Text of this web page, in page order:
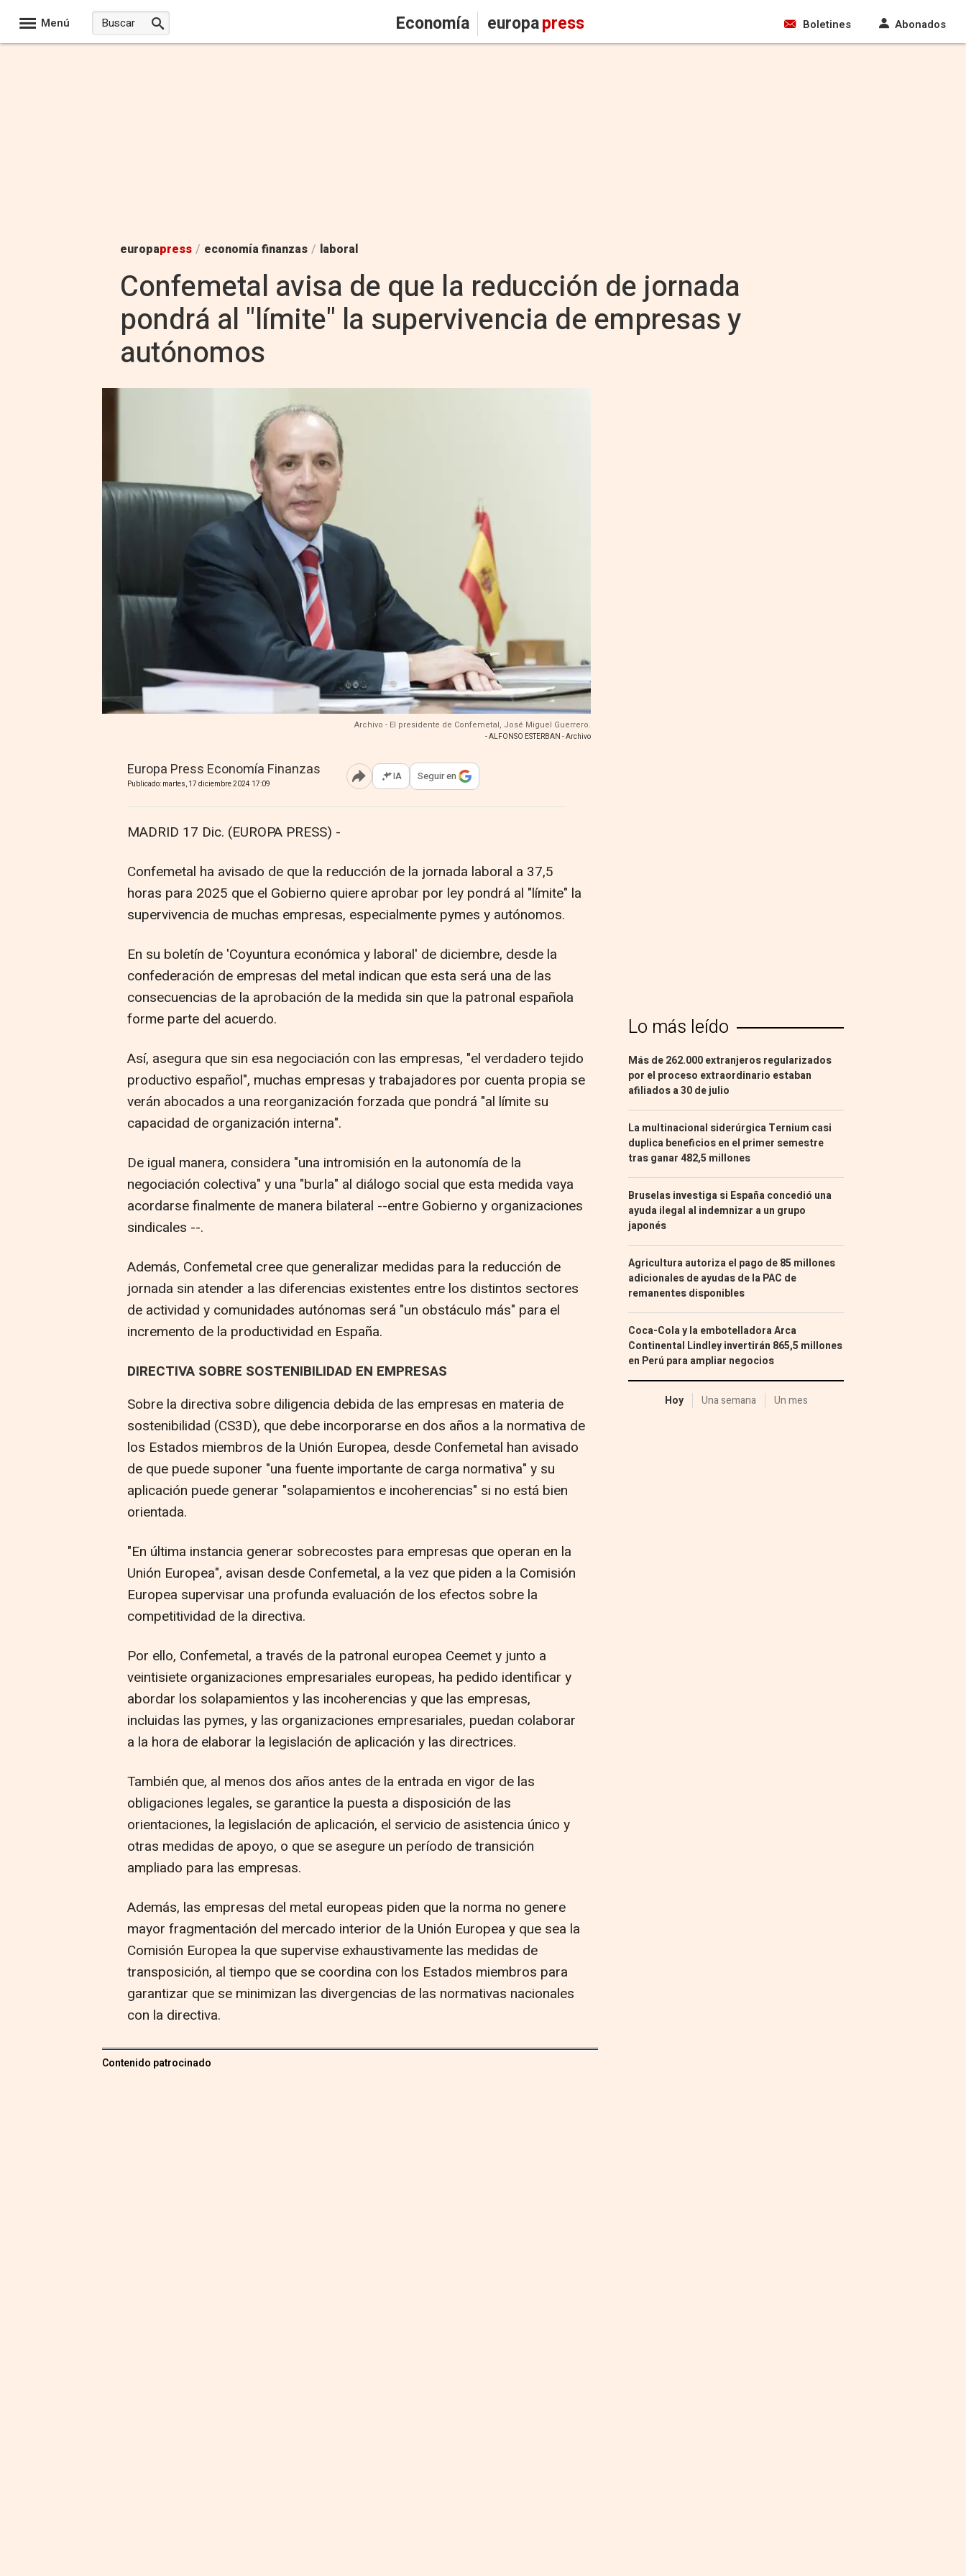
Menú Economía europapress Boletines Abonados
europapress / economía finanzas / laboral
Confemetal avisa de que la reducción de jornada
pondrá al "límite" la supervivencia de empresas y
autónomos
Archivo - El presidente de Confemetal, José Miguel Guerrero.
- ALFONSO ESTERBAN - Archivo
Europa Press Economía Finanzas
Publicado: martes, 17 diciembre 2024 17:09 Abrir opciones para compartir
IA Seguir en
MADRID 17 Dic. (EUROPA PRESS) -
Confemetal ha avisado de que la reducción de la jornada laboral a 37,5
horas para 2025 que el Gobierno quiere aprobar por ley pondrá al "límite" la
supervivencia de muchas empresas, especialmente pymes y autónomos.
En su boletín de 'Coyuntura económica y laboral' de diciembre, desde la
confederación de empresas del metal indican que esta será una de las
consecuencias de la aprobación de la medida sin que la patronal española
forme parte del acuerdo.
Así, asegura que sin esa negociación con las empresas, "el verdadero tejido
productivo español", muchas empresas y trabajadores por cuenta propia se
verán abocados a una reorganización forzada que pondrá "al límite su
capacidad de organización interna".
De igual manera, considera "una intromisión en la autonomía de la
negociación colectiva" y una "burla" al diálogo social que esta medida vaya
acordarse finalmente de manera bilateral --entre Gobierno y organizaciones
sindicales --.
Además, Confemetal cree que generalizar medidas para la reducción de
jornada sin atender a las diferencias existentes entre los distintos sectores
de actividad y comunidades autónomas será "un obstáculo más" para el
incremento de la productividad en España.
DIRECTIVA SOBRE SOSTENIBILIDAD EN EMPRESAS
Sobre la directiva sobre diligencia debida de las empresas en materia de
sostenibilidad (CS3D), que debe incorporarse en dos años a la normativa de
los Estados miembros de la Unión Europea, desde Confemetal han avisado
de que puede suponer "una fuente importante de carga normativa" y su
aplicación puede generar "solapamientos e incoherencias" si no está bien
orientada.
"En última instancia generar sobrecostes para empresas que operan en la
Unión Europea", avisan desde Confemetal, a la vez que piden a la Comisión
Europea supervisar una profunda evaluación de los efectos sobre la
competitividad de la directiva.
Por ello, Confemetal, a través de la patronal europea Ceemet y junto a
veintisiete organizaciones empresariales europeas, ha pedido identificar y
abordar los solapamientos y las incoherencias y que las empresas,
incluidas las pymes, y las organizaciones empresariales, puedan colaborar
a la hora de elaborar la legislación de aplicación y las directrices.
También que, al menos dos años antes de la entrada en vigor de las
obligaciones legales, se garantice la puesta a disposición de las
orientaciones, la legislación de aplicación, el servicio de asistencia único y
otras medidas de apoyo, o que se asegure un período de transición
ampliado para las empresas.
Además, las empresas del metal europeas piden que la norma no genere
mayor fragmentación del mercado interior de la Unión Europea y que sea la
Comisión Europea la que supervise exhaustivamente las medidas de
transposición, al tiempo que se coordina con los Estados miembros para
garantizar que se minimizan las divergencias de las normativas nacionales
con la directiva.
Contenido patrocinado
Lo más leído
Más de 262.000 extranjeros regularizados
por el proceso extraordinario estaban
afiliados a 30 de julio
La multinacional siderúrgica Ternium casi
duplica beneficios en el primer semestre
tras ganar 482,5 millones
Bruselas investiga si España concedió una
ayuda ilegal al indemnizar a un grupo
japonés
Agricultura autoriza el pago de 85 millones
adicionales de ayudas de la PAC de
remanentes disponibles
Coca-Cola y la embotelladora Arca
Continental Lindley invertirán 865,5 millones
en Perú para ampliar negocios
Hoy Una semana Un mes